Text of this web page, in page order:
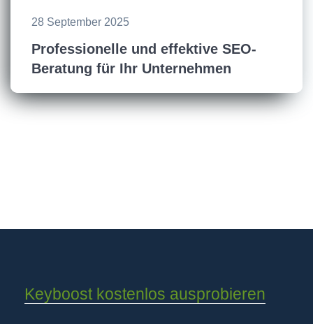
28 September 2025
Professionelle und effektive SEO-
Beratung für Ihr Unternehmen
Keyboost kostenlos ausprobieren